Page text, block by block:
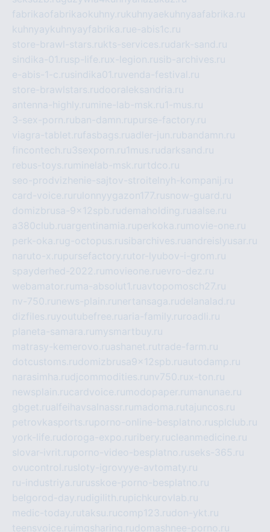
fabrikaofabrikaokuhny.rukuhnyaekuhnyaafabrika.ru
kuhnyaykuhnyayfabrika.rue-abis1c.ru
store-brawl-stars.rukts-services.rudark-sand.ru
sindika-01.rusp-life.rux-legion.rusib-archives.ru
e-abis-1-c.rusindika01.ruvenda-festival.ru
store-brawlstars.rudooraleksandria.ru
antenna-highly.ru mine-lab-msk.ru1-mus.ru
3-sex-porn.ruban-damn.rupurse-factory.ru
viagra-tablet.rufasbags.ruadler-jun.rubandamn.ru
fincontech.ru3sexporn.ru1mus.rudarksand.ru
rebus-toys.ru minelab-msk.ru rtdco.ru
seo-prodvizhenie-sajtov-stroitelnyh-kompanij.ru
card-voice.ru rulonnyygazon177.rusnow-guard.ru
domizbrusa-9x12spb.rudemaholding.ruaalse.ru
a380club.ruargentinamia.ruperkoka.ru movie-one.ru
perk-oka.rug-octopus.rusibarchives.ruandreislyusar.ru
naruto-x.rupursefactory.rutor-lyubov-i-grom.ru
spayderhed-2022.ru movieone.ruevro-dez.ru
webamator.ru ma-absolut1.ruavtopomosch27.ru
nv-750.ru news-plain.ru nertansaga.rudelanalad.ru
dizfiles.ruyoutubefree.ruaria-family.ru roadli.ru
planeta-samara.ru mysmartbuy.ru
matrasy-kemerovo.ruashanet.rutrade-farm.ru
dotcustoms.rudomizbrusa9x12spb.ruautodamp.ru
narasimha.rudjcommodities.ru nv750.rux-ton.ru
newsplain.rucardvoice.ru modopaper.ru manunae.ru
gbget.rualfeihavsalnassr.ru madoma.rutajuncos.ru
petrovkasports.ruporno-online-besplatno.rusplclub.ru
york-life.rudoroga-expo.ru ribery.rucleanmedicine.ru
slovar-ivrit.ruporno-video-besplatno.ruseks-365.ru
ovucontrol.rusloty-igrovyye-avtomaty.ru
ru-industriya.ru russkoe-porno-besplatno.ru
belgorod-day.rudigilith.rupichkurovlab.ru
medic-today.rutaksu.rucomp123.rudon-ykt.ru
teensvoice.ru imgsharing.rudomashnee-porno.ru